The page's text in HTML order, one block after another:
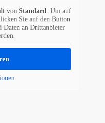
von Standard
. Um auf
Sie auf den Button
Daten an Drittanbieter